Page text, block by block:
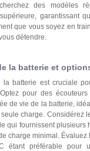
des modèles
garantissant
que vous soyez en
détendre.
la batterie et
la batterie est cruciale
pour des
de vie de la batterie,
charge. Considérez
qui fournissent plusieurs
charge minimal. Évaluez
étant préférable pour